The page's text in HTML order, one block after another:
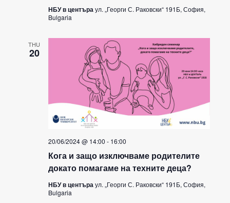
НБУ в центъраул. „Георги С. Раковски“ 191Б, София,
Bulgaria
THU
20
Кога и защо изключваме родителите
докато помагаме на техните деца?
20/06/2024 @ 14:00 - 16:00
НБУ в центъраул. „Георги С. Раковски“ 191Б, София,
Bulgaria